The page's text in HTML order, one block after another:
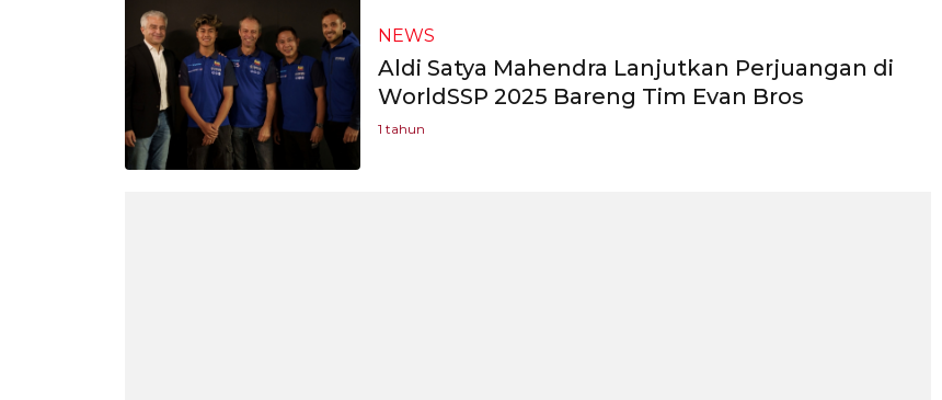
NEWS
Aldi Satya Mahendra Lanjutkan Perjuangan di
WorldSSP 2025 Bareng Tim Evan Bros
1 tahun